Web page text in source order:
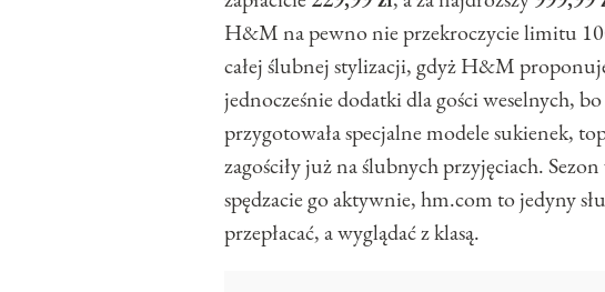
H&M na pewno nie przekroczycie limitu
całej ślubnej stylizacji, gdyż H&M
jednocześnie dodatki dla gości weselnych,
przygotowała specjalne modele sukienek,
zagościły już na ślubnych przyjęciach.
spędzacie go aktywnie, hm.com to jedyny
przepłacać, a wyglądać z klasą.